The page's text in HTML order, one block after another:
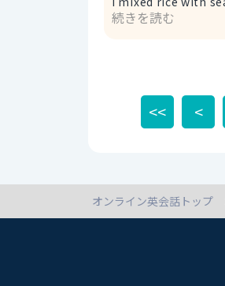
made some rice
続きを読む
<< <
オンライン英会話トップ